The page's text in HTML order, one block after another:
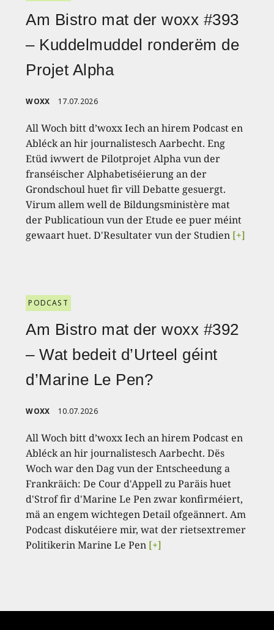
Am Bistro mat der woxx #393
– Kuddelmuddel ronderëm de
Projet Alpha
WOXX 17.07.2026
All Woch bitt d’woxx Iech an hirem Podcast en
Abléck an hir journalistesch Aarbecht. Eng
Etüd iwwert de Pilotprojet Alpha vun der
franséischer Alphabetiséierung an der
Grondschoul huet fir vill Debatte gesuergt.
Virum allem well de Bildungsministère mat
der Publicatioun vun der Etude ee puer méint
gewaart huet. D'Resultater vun der Studien [+]
PODCAST
Am Bistro mat der woxx #392
– Wat bedeit d’Urteel géint
d’Marine Le Pen?
WOXX 10.07.2026
All Woch bitt d’woxx Iech an hirem Podcast en
Abléck an hir journalistesch Aarbecht. Dës
Woch war den Dag vun der Entscheedung a
Frankräich: De Cour d'Appell zu Paräis huet
d'Strof fir d'Marine Le Pen zwar konfirméiert,
mä an engem wichtegen Detail ofgeännert. Am
Podcast diskutéiere mir, wat der rietsextremer
Politikerin Marine Le Pen [+]